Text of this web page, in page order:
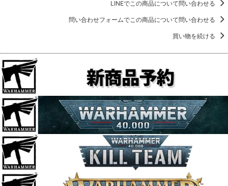
LINEでこの商品について問い合わせる
問い合わせフォームでこの商品について問い合わせる
買い物を続ける